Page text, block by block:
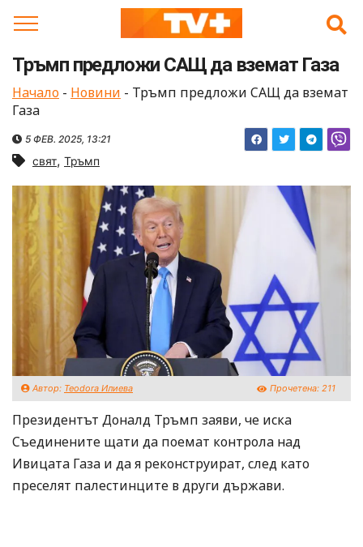
Тръмп предложи САЩ да вземат Газа
Начало - Новини - Тръмп предложи САЩ да вземат
Газа
5 ФЕВ. 2025, 13:21
свят, Тръмп
Автор: Teodora Илиева Прочетена: 211
Президентът Доналд Тръмп заяви, че иска
Съединените щати да поемат контрола над
Ивицата Газа и да я реконструират, след като
преселят палестинците в други държави.